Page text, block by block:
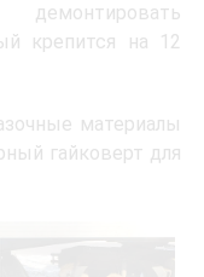
крепится на 12
материалы
гайковерт для